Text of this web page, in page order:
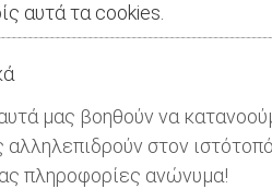
αυτά τα cookies.
μας βοηθούν να
αλληλεπιδρούν στον
πληροφορίες ανώνυμα!